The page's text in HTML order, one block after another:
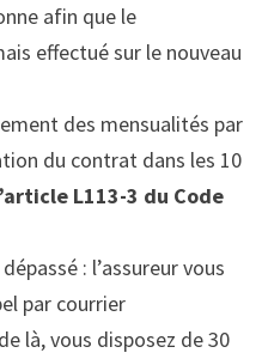
afin que le
effectué sur le nouveau
des mensualités par
du contrat dans les 10
L113-3 du Code
: l’assureur vous
par courrier
là, vous disposez de 30